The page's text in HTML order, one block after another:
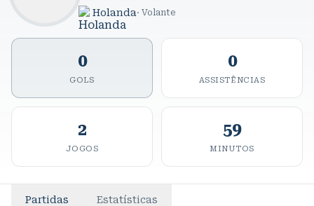
Holanda · Volante
0
GOLS
0
ASSISTÊNCIAS
2
JOGOS
59
MINUTOS
Partidas Estatísticas